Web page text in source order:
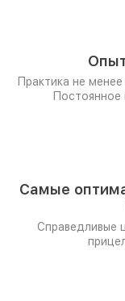
Практика не менее
Постоянное
Самые
Справедливые